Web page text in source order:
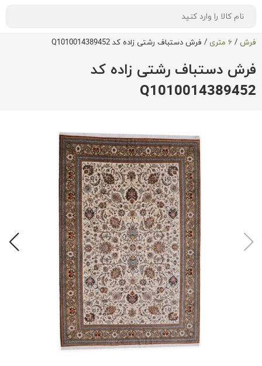
فرش / ۶ متری / فرش دستباف رشتی زاده کد Q1010014389452
فرش دستباف رشتی زاده کد
Q1010014389452